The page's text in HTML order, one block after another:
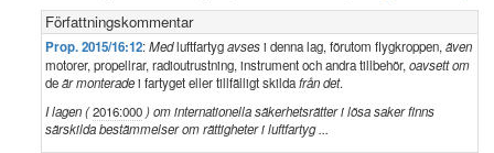
Författningskommentar
Prop. 2015/16:12:Medluftfartygavsesi denna lag, förutom flygkroppen, även
motorer, propellrar, radioutrustning, instrument och andra tillbehör, oavsett om
deär monteradei fartyget eller tillfälligt skildafrån det.
I lagen (2016:000 ) om internationella säkerhetsrätter i lösa saker finns
särskilda bestämmelser om rättigheter i luftfartyg ...